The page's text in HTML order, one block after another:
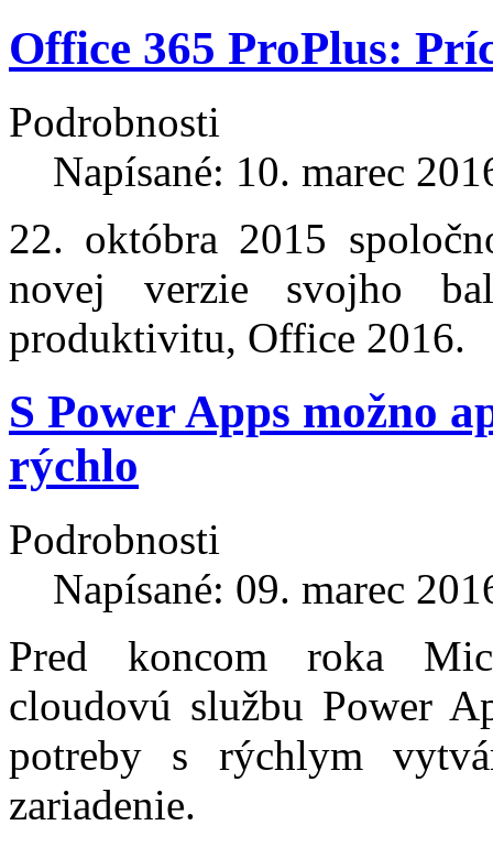
Office 365 ProPlus:
Podrobnosti
Napísané: 10. marec
22. októbra 2015
novej verzie svojho
produktivitu, Office 2016.
S Power Apps možno
rýchlo
Podrobnosti
Napísané: 09. marec
Pred koncom roka
cloudovú službu Power
potreby s rýchlym
zariadenie.